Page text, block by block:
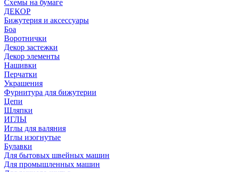
Схемы на бумаге
ДЕКОР
Бижутерия и аксессуары
Боа
Воротнички
Декор застежки
Декор элементы
Нашивки
Перчатки
Украшения
Фурнитура для бижутерии
Цепи
Шляпки
ИГЛЫ
Иглы для валяния
Иглы изогнутые
Булавки
Для бытовых швейных машин
Для промышленных машин